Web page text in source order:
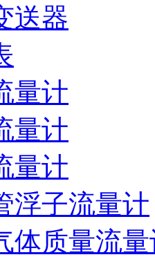
送器
量计
量计
量计
浮子流量计
体质量流